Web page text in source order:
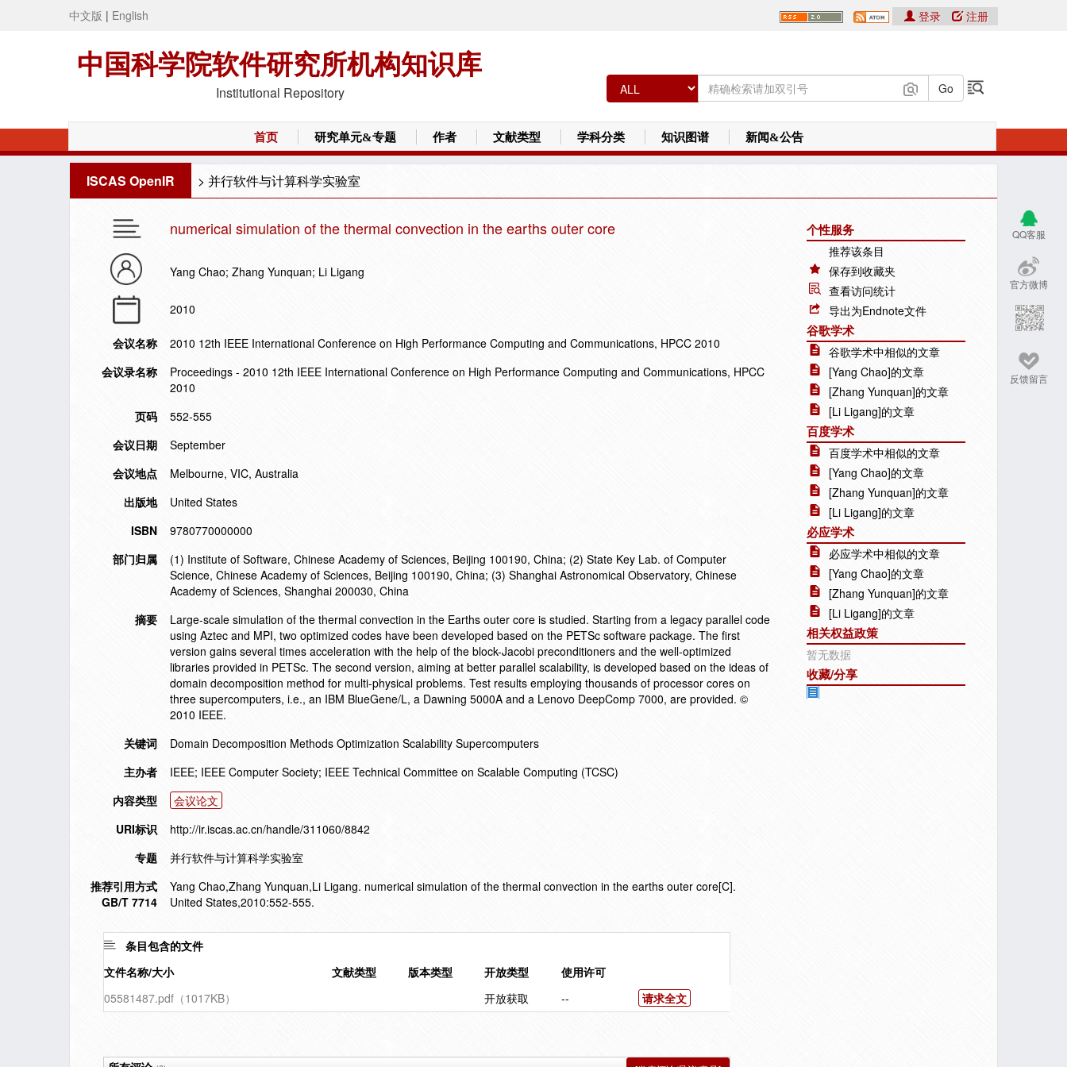
中文版 | English
中国科学院软件研究所机构知识库
Institutional Repository
登录 注册
首页 研究单元&专题 作者 文献类型 学科分类 知识图谱 新闻&公告
ISCAS OpenIR > 并行软件与计算科学实验室
QQ客服
官方微博
反馈留言
numerical simulation of the thermal convection in the earths outer core
Yang Chao; Zhang Yunquan; Li Ligang
2010
会议名称
2010 12th IEEE International Conference on High Performance Computing and Communications, HPCC 2010
会议录名称
Proceedings - 2010 12th IEEE International Conference on High Performance Computing and Communications, HPCC
2010
页码
552-555
会议日期
September
会议地点
Melbourne, VIC, Australia
出版地
United States
ISBN
9780770000000
部门归属
(1) Institute of Software, Chinese Academy of Sciences, Beijing 100190, China; (2) State Key Lab. of Computer
Science, Chinese Academy of Sciences, Beijing 100190, China; (3) Shanghai Astronomical Observatory, Chinese
Academy of Sciences, Shanghai 200030, China
摘要
Large-scale simulation of the thermal convection in the Earths outer core is studied. Starting from a legacy parallel code
using Aztec and MPI, two optimized codes have been developed based on the PETSc software package. The first
version gains several times acceleration with the help of the block-Jacobi preconditioners and the well-optimized
libraries provided in PETSc. The second version, aiming at better parallel scalability, is developed based on the ideas of
domain decomposition method for multi-physical problems. Test results employing thousands of processor cores on
three supercomputers, i.e., an IBM BlueGene/L, a Dawning 5000A and a Lenovo DeepComp 7000, are provided. ©
2010 IEEE.
关键词
Domain Decomposition Methods Optimization Scalability Supercomputers
主办者
IEEE; IEEE Computer Society; IEEE Technical Committee on Scalable Computing (TCSC)
内容类型
会议论文
URI标识
http://ir.iscas.ac.cn/handle/311060/8842
专题
并行软件与计算科学实验室
推荐引用方式
GB/T 7714
Yang Chao,Zhang Yunquan,Li Ligang. numerical simulation of the thermal convection in the earths outer core[C].
United States,2010:552-555.
条目包含的文件
文件名称/大小
文献类型 版本类型 开放类型
使用许可
05581487.pdf（1017KB）
开放获取 -- 请求全文
个性服务
推荐该条目
保存到收藏夹
查看访问统计
导出为Endnote文件
谷歌学术
谷歌学术中相似的文章
[Yang Chao]的文章
[Zhang Yunquan]的文章
[Li Ligang]的文章
百度学术
百度学术中相似的文章
[Yang Chao]的文章
[Zhang Yunquan]的文章
[Li Ligang]的文章
必应学术
必应学术中相似的文章
[Yang Chao]的文章
[Zhang Yunquan]的文章
[Li Ligang]的文章
相关权益政策
暂无数据
收藏/分享